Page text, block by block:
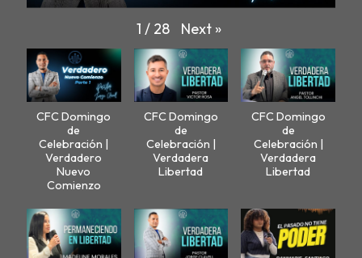
1 / 28 Next »
CFC Domingo
de
Celebración |
Verdadero
Nuevo
Comienzo
CFC Domingo
de
Celebración |
Verdadera
Libertad
CFC Domingo
de
Celebración |
Verdadera
Libertad